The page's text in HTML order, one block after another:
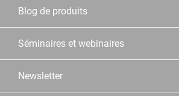
Blog de produits
Séminaires et webinaires
Newsletter